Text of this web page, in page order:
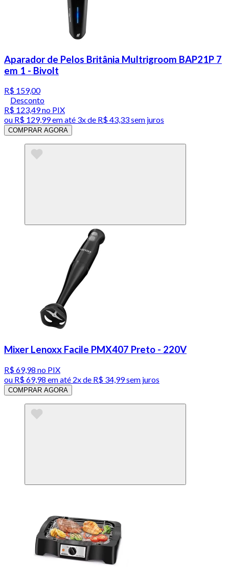
Aparador de Pelos Britânia Multrigroom BAP21P 7
em 1 - Bivolt
R$ 159,00
Desconto
R$ 123,49no PIX
ou R$ 129,99em até 3x de R$ 43,33 sem juros
COMPRAR AGORA
Mixer Lenoxx Facile PMX407 Preto - 220V
R$ 69,98 no PIX
ou R$ 69,98 em até 2x de R$ 34,99 sem juros
COMPRAR AGORA